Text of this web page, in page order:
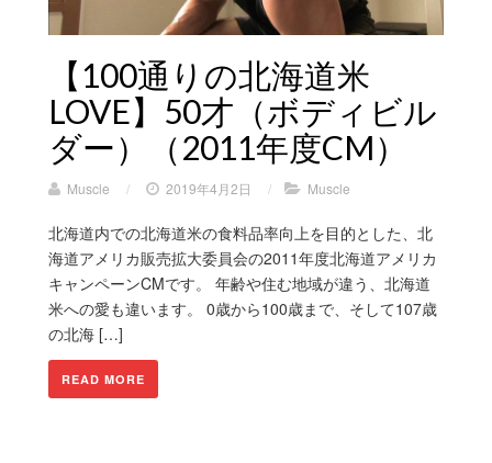
【100通りの北海道米
LOVE】50才（ボディビル
ダー）（2011年度CM）
Muscle / 2019年4月2日 / Muscle
北海道内での北海道米の食料品率向上を目的とした、北
海道アメリカ販売拡大委員会の2011年度北海道アメリカ
キャンペーンCMです。 年齢や住む地域が違う、北海道
米への愛も違います。 0歳から100歳まで、そして107歳
の北海 […]
READ MORE